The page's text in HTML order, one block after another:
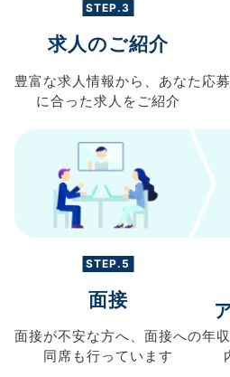
STEP.3
求人のご紹介
豊富な求人情報から、 あなた
に合った求人を ご紹介
応
STEP.5
面接
面接が不安な方へ、 面接への
同席も行っています
年